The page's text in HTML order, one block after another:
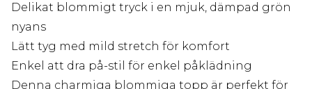
Delikat blommigt tryck i en mjuk, dämpad grön
nyans
Lätt tyg med mild stretch för komfort
Enkel att dra på-stil för enkel påklädning
Denna charmiga blommiga topp är perfekt för